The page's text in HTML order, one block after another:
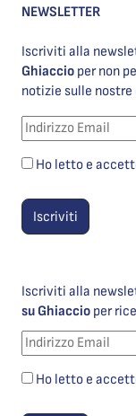
NEWSLETTER
Iscriviti alla
Ghiaccio per non
notizie sulle
Ho letto e
Iscriviti alla
su Ghiaccio per
Ho letto e